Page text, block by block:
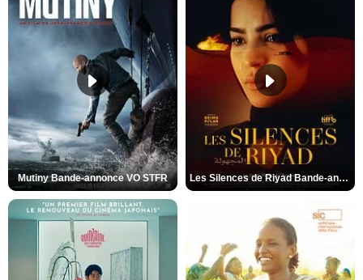
Mutiny Bande-annonce VO STFR Les Silences de Riyad Bande-annonce VO STFR